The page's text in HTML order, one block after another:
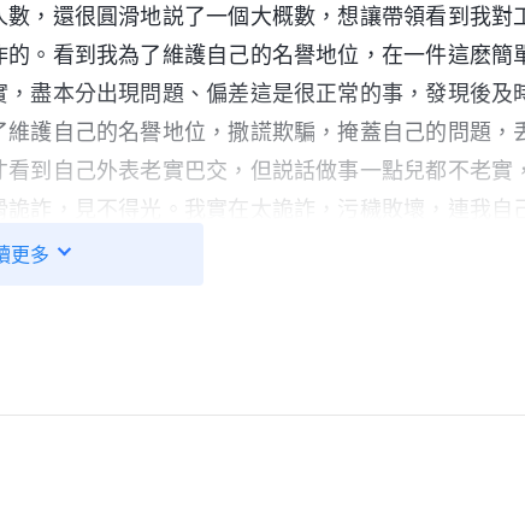
，還很圓滑地説了一個大概數，想讓帶領看到我對
。看到我為了維護自己的名譽地位，在一件這麽簡
盡本分出現問題、偏差這是很正常的事，發現後及
護自己的名譽地位，撒謊欺騙，掩蓋自己的問題，
到自己外表老實巴交，但説話做事一點兒都不老實，
詐，見不得光。我實在太詭詐，污穢敗壞，連我自
我還覺得自己是一個挺老實的人，很少説謊搞欺騙，
自己，現在我才看到自己離誠實人還差得很遠，連邊
自己可以被原諒的目的。敵基督最害怕神選民看透他
更多